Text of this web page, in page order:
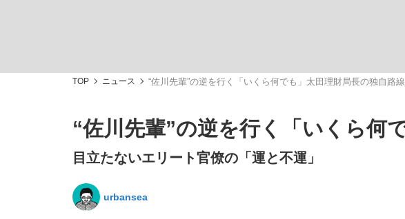
「敗因分析は一切聞かれなかった」侍ジャパン選手が証言した
キングの誕生を、目撃せよ。
TOP ニュース “佐川先輩”の逆を行く「いくら何でも」太田理財局長の独自路線
“佐川先輩”の逆を行く「いくら何
目立たないエリート官僚の「運と不運」
urbansea